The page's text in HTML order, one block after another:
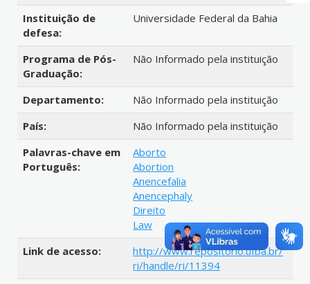
Instituição de
defesa:
Universidade Federal da Bahia
Programa de Pós-
Graduação:
Não Informado pela instituição
Departamento:
Não Informado pela instituição
País:
Não Informado pela instituição
Palavras-chave em
Português:
Aborto
Abortion
Anencefalia
Anencephaly
Direito
Law
Link de acesso:
http://www.repositorio.ufba.br/
ri/handle/ri/11394